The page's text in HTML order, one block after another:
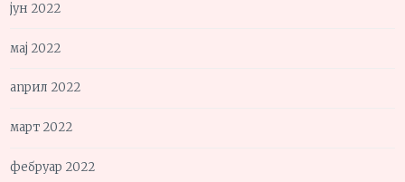
јун 2022
мај 2022
април 2022
март 2022
фебруар 2022